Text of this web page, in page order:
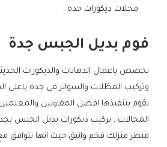
محلات ديكورات جدة .
فوم بديل الجبس جدة
نخصص باعمال الدهانات والديكورات
وتركيب المظلات والسواتر في جدة باعلى
يقوم بتنفيذها افضل المقاولين
المجالات , تركيب ديكورات بديل الجبس
منظر منزلك فخم وانيق حيث انها تتوافق مع